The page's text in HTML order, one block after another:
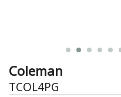
Coleman
TCOL4PG